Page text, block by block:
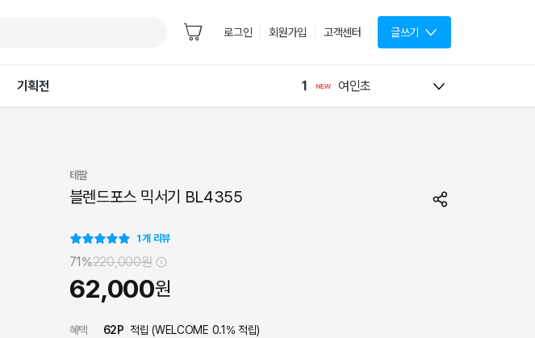
로그인 회원가입 고객센터 글쓰기
기획전 1 여인초
테팔
블렌드포스 믹서기 BL4355
1개 리뷰
71%220,000원
62,000원
혜택 62P 적립 (WELCOME 0.1% 적립)